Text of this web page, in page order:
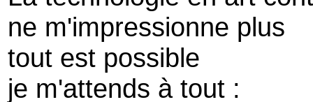
ne m'impressionne plus
tout est possible
je m'attends à tout :